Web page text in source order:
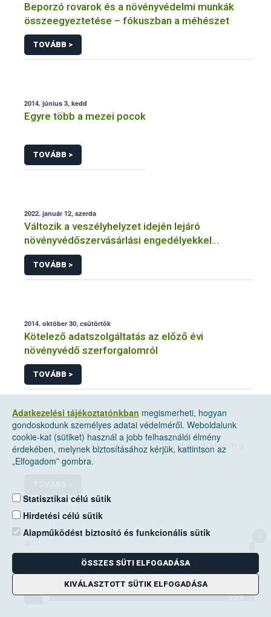
Beporzó rovarok és a növényvédelmi munkák
összeegyeztetése – fókuszban a méhészet
TOVÁBB >
2014. június 3, kedd
Egyre több a mezei pocok
TOVÁBB >
2022. január 12, szerda
Változik a veszélyhelyzet idején lejáró
növényvédőszervásárlási engedélyekkel
kapcsolatos szabályozás
TOVÁBB >
2014. október 30, csütörtök
Kötelező adatszolgáltatás az előző évi
növényvédő szerforgalomról
TOVÁBB >
2022. január 10, hétfő
A citrusfélék fokozott vizsgálatát kéri a Nébih a
forgalmazóktól
A mezei pocok elleni védekezési kötelezettség
a földhasználók kiemelt feladata
TOVÁBB >
Adatkezelési tájékoztatónkban megismerheti, hogyan
gondoskodunk személyes adatai védelméről. Weboldalunk
cookie-kat (sütiket) használ a jobb felhasználói élmény
érdekében, melynek biztosításához kérjük, kattintson az
„Elfogadom” gombra.
Statisztikai célú sütik
Hirdetési célú sütik
Alapműködést biztosító és funkcionális sütik
ÖSSZES SÜTI ELFOGADÁSA
KIVÁLASZTOTT SÜTIK ELFOGADÁSA